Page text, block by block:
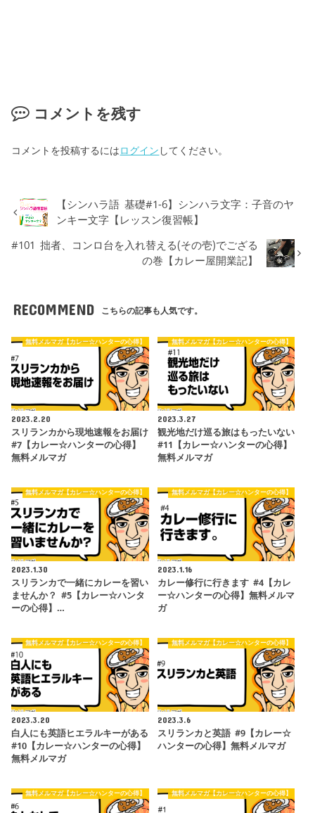
コメントを残す
コメントを投稿するにはログイン してください。
【シンハラ語 基礎#1-6】シンハラ文字：子音のヤ
ンキー文字【レッスン復習帳】
#101 拙者、コンロ台を入れ替える(その壱)でござる
の巻【カレー屋開業記】
RECOMMEND こちらの記事も人気です。
無料メルマガ【カレー☆ハンターの心得】
2023.2.20
スリランカから現地速報をお届け
#7【カレー☆ハンターの心得】
無料メルマガ
無料メルマガ【カレー☆ハンターの心得】
2023.3.27
観光地だけ巡る旅はもったいない
#11【カレー☆ハンターの心得】
無料メルマガ
無料メルマガ【カレー☆ハンターの心得】
2023.1.30
スリランカで一緒にカレーを習い
ませんか？ #5【カレー☆ハンタ
ーの心得】…
無料メルマガ【カレー☆ハンターの心得】
2023.1.16
カレー修行に行きます #4【カレ
ー☆ハンターの心得】無料メルマ
ガ
無料メルマガ【カレー☆ハンターの心得】
2023.3.20
白人にも英語ヒエラルキーがある
#10【カレー☆ハンターの心得】
無料メルマガ
無料メルマガ【カレー☆ハンターの心得】
2023.3.6
スリランカと英語 #9【カレー☆
ハンターの心得】無料メルマガ
無料メルマガ【カレー☆ハンターの心得】 無料メルマガ【カレー☆ハンターの心得】